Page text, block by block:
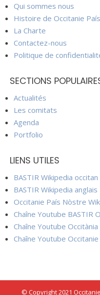
Qui sommes nous
Histoire de Occitanie
La Charte
Contactez-nous
Politique de
SECTIONS
Actualités
Les comitats
Agenda
Portfolio
LIENS UTILES
BASTIR Wikipedia occitan
BASTIR Wikipedia anglais
Occitanie País Nòstre
Chaîne Youtube BASTIR
Chaîne Youtube
Chaîne Youtube
© Copyright 2021